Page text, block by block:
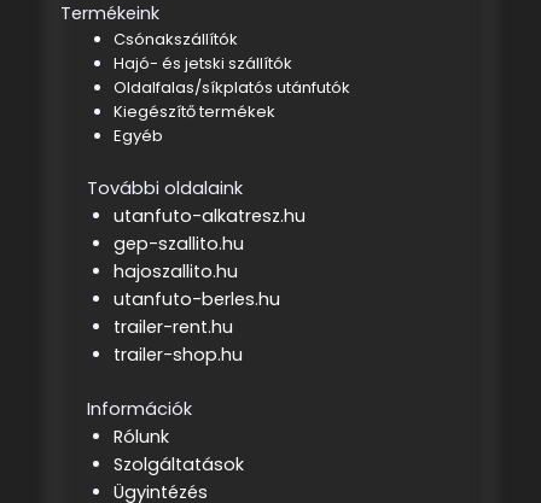
Termékeink
Csónakszállítók
Hajó- és jetski szállítók
Oldalfalas/síkplatós utánfutók
Kiegészítő termékek
Egyéb
További oldalaink
utanfuto-alkatresz.hu
gep-szallito.hu
hajoszallito.hu
utanfuto-berles.hu
trailer-rent.hu
trailer-shop.hu
Információk
Rólunk
Szolgáltatások
Ügyintézés